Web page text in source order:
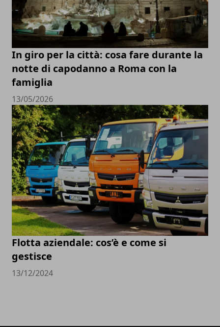
In giro per la città: cosa fare durante la
notte di capodanno a Roma con la
famiglia
13/05/2026
Flotta aziendale: cos’è e come si
gestisce
13/12/2024